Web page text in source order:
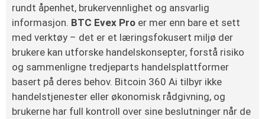
rundt åpenhet, brukervennlighet og ansvarlig
informasjon. BTC Evex Pro er mer enn bare et sett
med verktøy – det er et læringsfokusert miljø der
brukere kan utforske handelskonsepter, forstå risiko
og sammenligne tredjeparts handelsplattformer
basert på deres behov. Bitcoin 360 Ai tilbyr ikke
handelstjenester eller økonomisk rådgivning, og
brukerne har full kontroll over sine beslutninger når de